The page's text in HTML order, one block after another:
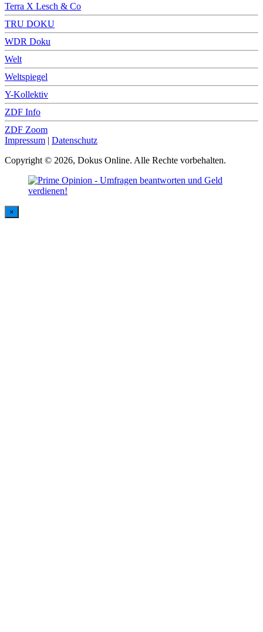
Terra X Lesch & Co
TRU DOKU
WDR Doku
Welt
Weltspiegel
Y-Kollektiv
ZDF Info
ZDF Zoom
Impressum | Datenschutz
Copyright © 2026, Dokus Online. Alle Rechte vorbehalten.
×